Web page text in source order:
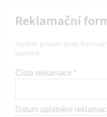
Reklamační
Vyplňte prosím tento
povinné.
Číslo reklamace *
Datum uplatnění